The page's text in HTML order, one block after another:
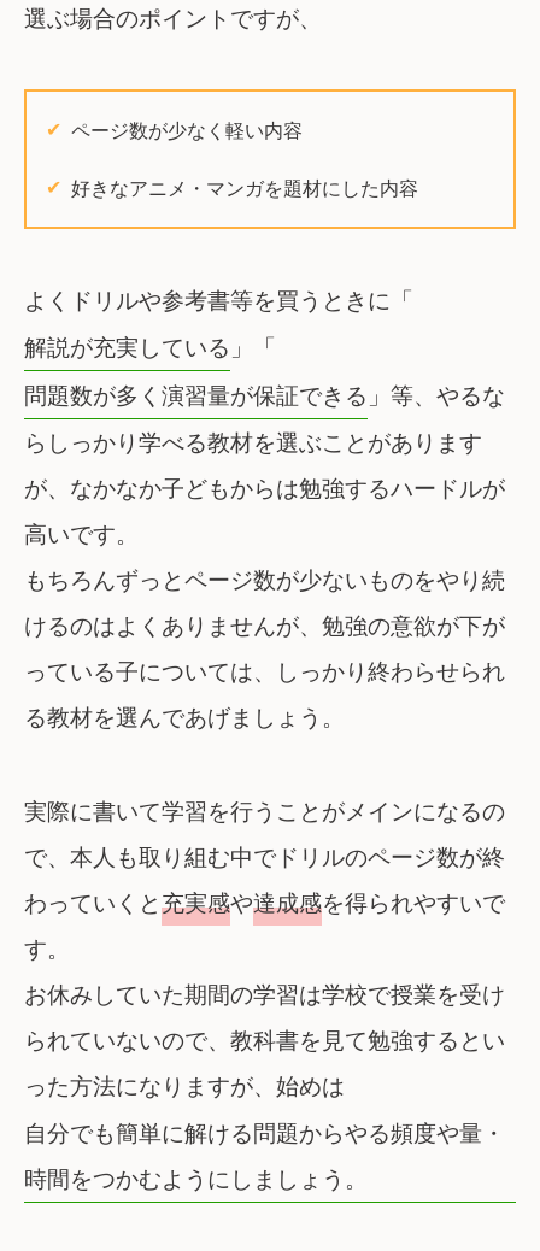
選ぶ場合のポイントですが、
ページ数が少なく軽い内容
好きなアニメ・マンガを題材にした内容
よくドリルや参考書等を買うときに「
解説が充実している 」「
問題数が多く演習量が保証できる 」等、やるな
らしっかり学べる教材を選ぶことがあります
が、なかなか子どもからは勉強するハードルが
高いです。
もちろんずっとページ数が少ないものをやり続
けるのはよくありませんが、勉強の意欲が下が
っている子については、しっかり終わらせられ
る教材を選んであげましょう。
実際に書いて学習を行うことがメインになるの
で、本人も取り組む中でドリルのページ数が終
わっていくと充実感や達成感を得られやすいで
す。
お休みしていた期間の学習は学校で授業を受け
られていないので、教科書を見て勉強するとい
った方法になりますが、始めは
自分でも簡単に解ける問題からやる頻度や量・
時間をつかむようにしましょう。